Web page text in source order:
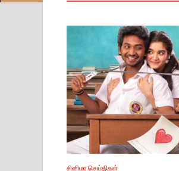
சினிமா செய்திகள்